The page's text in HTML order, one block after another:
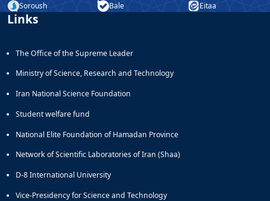
Soroush Bale Eitaa
Links
The Office of the Supreme Leader
Ministry of Science, Research and Technology
Iran National Science Foundation
Student welfare fund
National Elite Foundation of Hamadan Province
Network of Scientific Laboratories of Iran (Shaa)
D-8 International University
Vice-Presidency for Science and Technology